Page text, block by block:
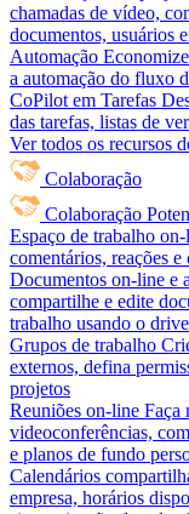
chamadas de vídeo,
documentos, usuários
Automação
a automação do fluxo
CoPilot em Tarefas
das tarefas, listas de
Ver todos os recursos
Colaboração
Colaboração
Espaço de trabalho
comentários, reações
Documentos on-line e
compartilhe e edite
trabalho usando o
Grupos de trabalho
externos, defina
projetos
Reuniões on-line Faça
videoconferências,
e planos de fundo
Calendários
empresa, horários